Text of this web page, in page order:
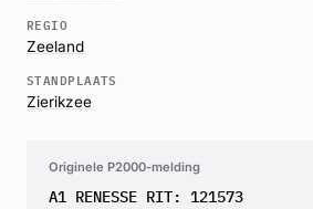
REGIO
Zeeland
STANDPLAATS
Zierikzee
Originele P2000-melding
A1 RENESSE RIT: 121573